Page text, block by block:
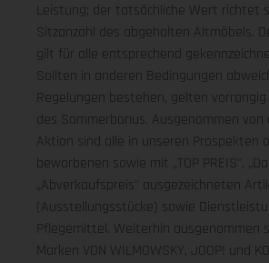
Leistung; der tatsächliche Wert richtet
Sitzanzahl des abgeholten Altmöbels.
gilt für alle entsprechend
Sollten in anderen Bedingungen
Regelungen bestehen, gelten
des Sommerbonus. Ausgenommen
Aktion sind alle in unseren Prospekten
beworbenen sowie mit „TOP PREIS",
„Abverkaufspreis" ausgezeichneten
(Ausstellungsstücke) sowie
Pflegemittel. Weiterhin ausgenommen
Marken VON WILMOWSKY, JOOP! und